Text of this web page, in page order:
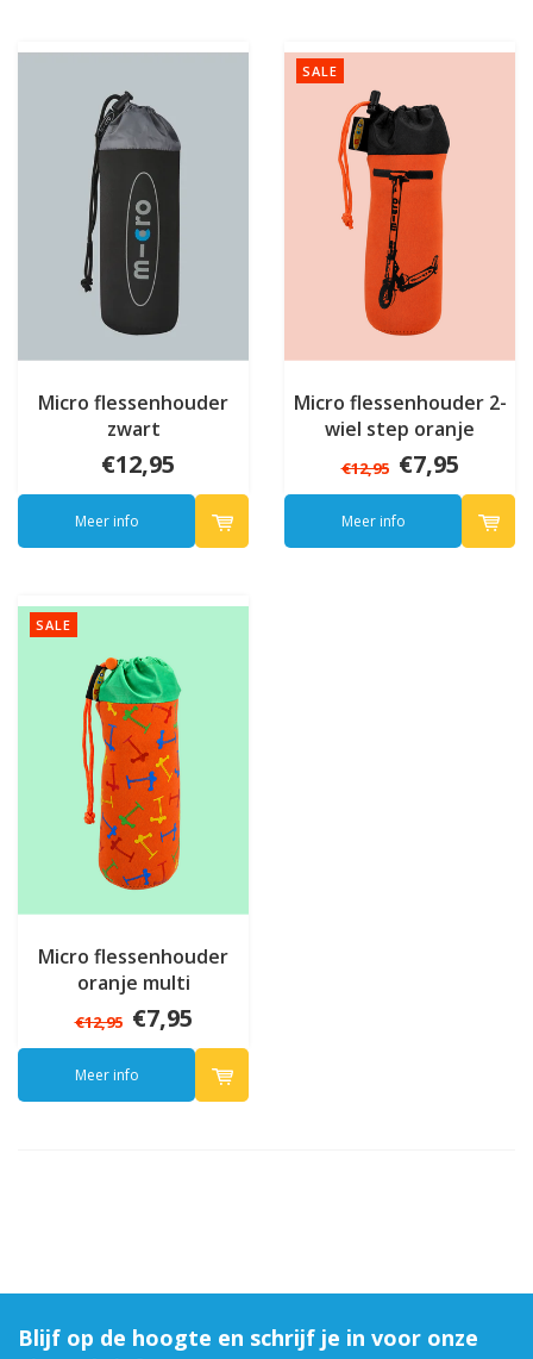
Micro flessenhouder
zwart
€12,95
Meer info
SALE
Micro flessenhouder 2-
wiel step oranje
€12,95 €7,95
Meer info
SALE
Micro flessenhouder
oranje multi
€12,95 €7,95
Meer info
Blijf op de hoogte en schrijf je in voor onze